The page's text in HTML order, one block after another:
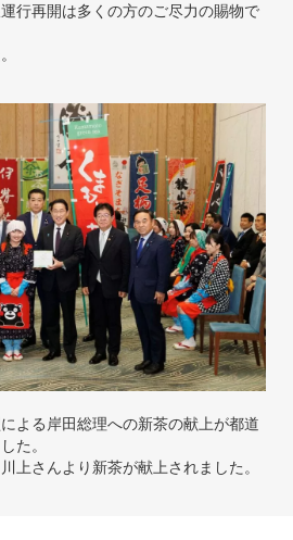
行再開は多くの方のご尽力の賜物で
よる岸田総理への新茶の献上が都道
た。
上さんより新茶が献上されました。